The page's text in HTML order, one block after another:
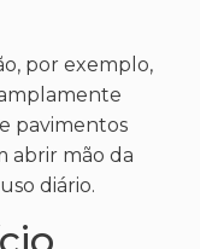
por exemplo,
pavimentos
abrir mão da
diário.